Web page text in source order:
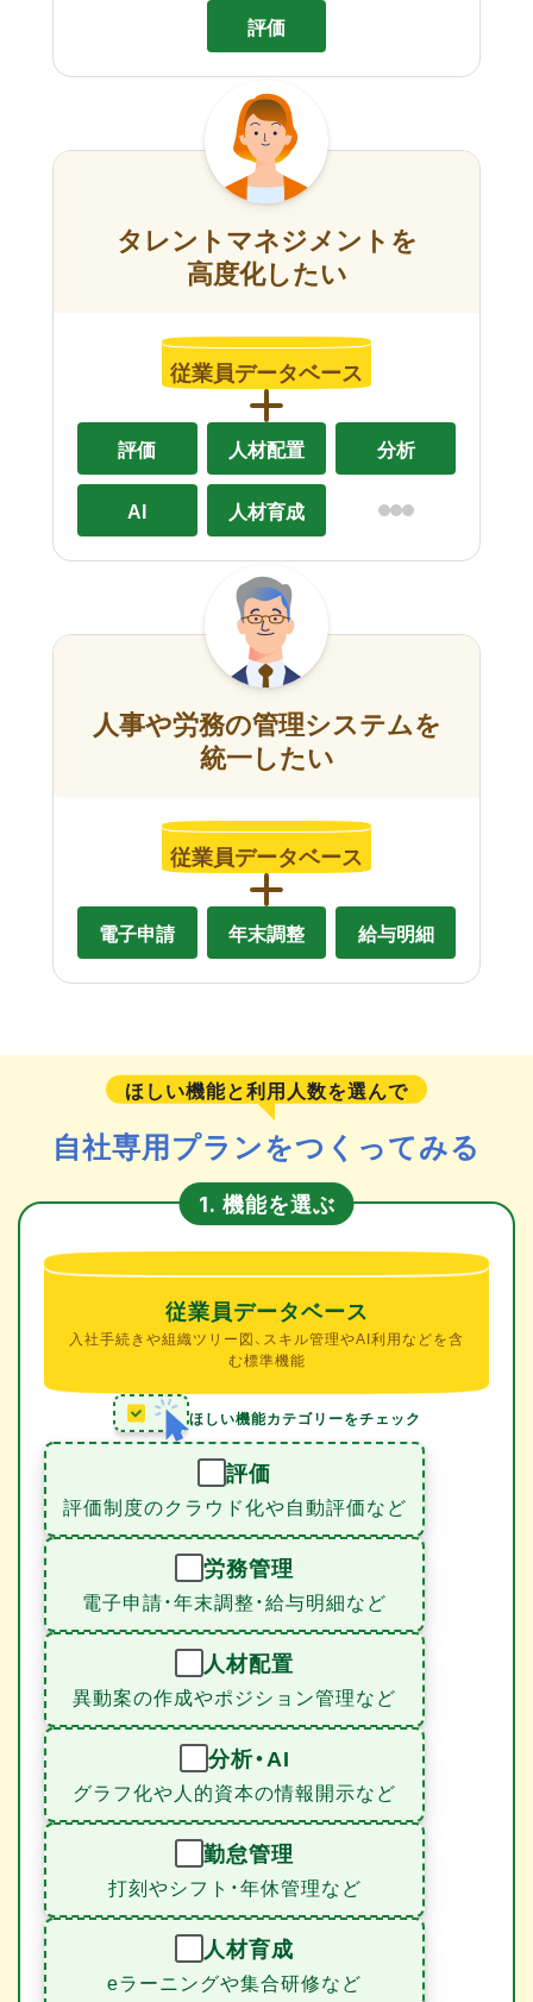
評価
タレントマネジメントを
高度化したい
従業員データベース
評価 人材配置 分析
AI 人材育成
人事や労務の管理システムを
統一したい
従業員データベース
電子申請 年末調整 給与明細
ほしい機能と利用人数を選んで
自社専用プランをつくってみる
1. 機能を選ぶ
従業員データベース
入社手続きや組織ツリー図、スキル管理やAI利用などを含
む標準機能
ほしい機能カテゴリーをチェック
評価
評価制度のクラウド化や自動評価など
労務管理
電子申請・年末調整・給与明細など
人材配置
異動案の作成やポジション管理など
分析・AI
グラフ化や人的資本の情報開示など
勤怠管理
打刻やシフト・年休管理など
人材育成
eラーニングや集合研修など